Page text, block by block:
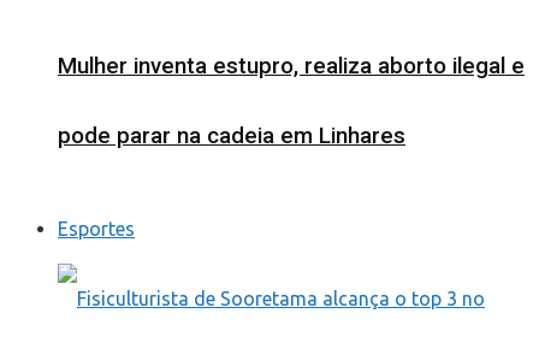
Mulher inventa estupro, realiza aborto ilegal e
pode parar na cadeia em Linhares
Esportes